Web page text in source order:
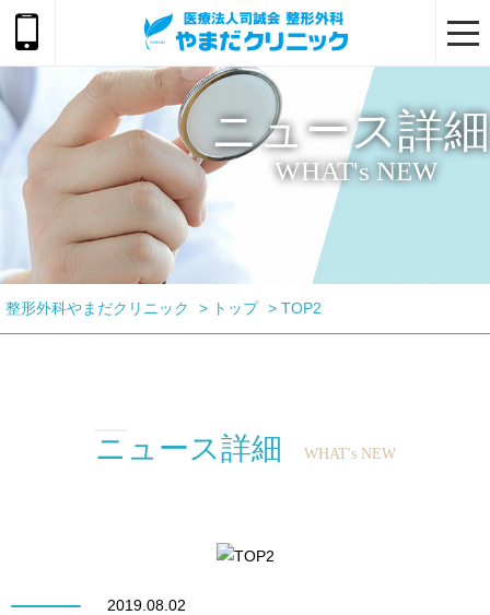
ニュース詳細
WHAT's NEW
整形外科やまだクリニック > トップ > TOP2
ニュース詳細 WHAT's NEW
2019.08.02